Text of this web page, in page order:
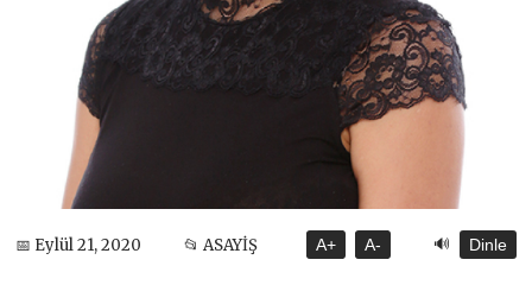
📅 Eylül 21, 2020 📂 ASAYİŞ A+ A- 🔊 Dinle